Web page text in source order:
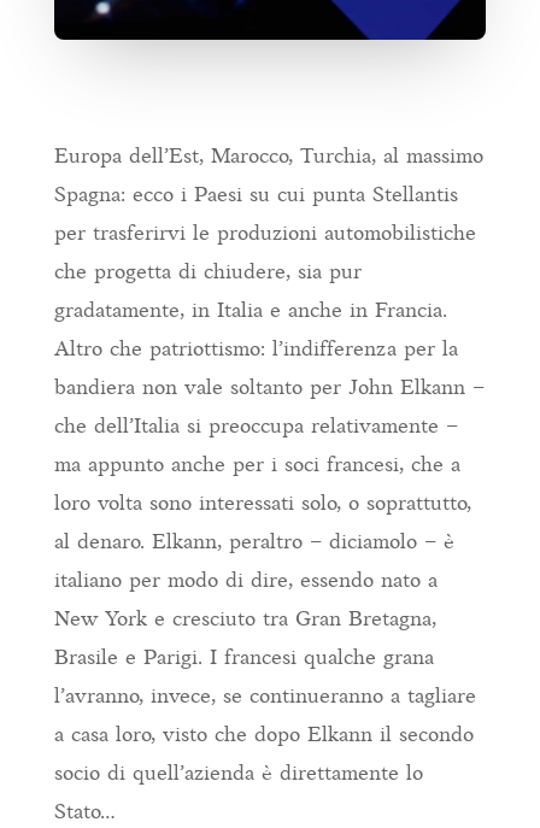
Europa dell’Est, Marocco, Turchia, al massimo
Spagna: ecco i Paesi su cui punta Stellantis
per trasferirvi le produzioni automobilistiche
che progetta di chiudere, sia pur
gradatamente, in Italia e anche in Francia.
Altro che patriottismo: l’indifferenza per la
bandiera non vale soltanto per John Elkann –
che dell’Italia si preoccupa relativamente –
ma appunto anche per i soci francesi, che a
loro volta sono interessati solo, o soprattutto,
al denaro. Elkann, peraltro – diciamolo – è
italiano per modo di dire, essendo nato a
New York e cresciuto tra Gran Bretagna,
Brasile e Parigi. I francesi qualche grana
l’avranno, invece, se continueranno a tagliare
a casa loro, visto che dopo Elkann il secondo
socio di quell’azienda è direttamente lo
Stato…